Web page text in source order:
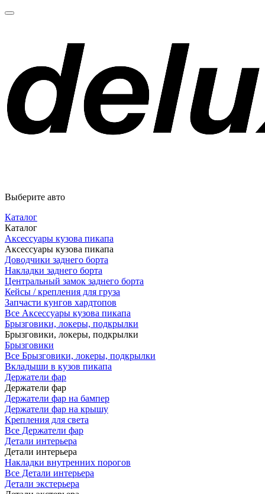
Выберите авто
Каталог
Каталог
Аксессуары кузова пикапа
Аксессуары кузова пикапа
Доводчики заднего борта
Накладки заднего борта
Центральный замок заднего борта
Кейсы / крепления для груза
Запчасти кунгов хардтопов
Все Аксессуары кузова пикапа
Брызговики, локеры, подкрылки
Брызговики, локеры, подкрылки
Брызговики
Все Брызговики, локеры, подкрылки
Вкладыши в кузов пикапа
Держатели фар
Держатели фар
Держатели фар на бампер
Держатели фар на крышу
Крепления для света
Все Держатели фар
Детали интерьера
Детали интерьера
Накладки внутренних порогов
Все Детали интерьера
Детали экстерьера